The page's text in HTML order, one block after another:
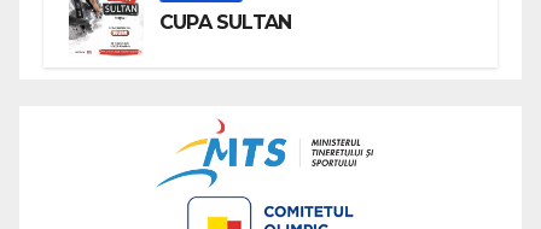
CUPA SULTAN